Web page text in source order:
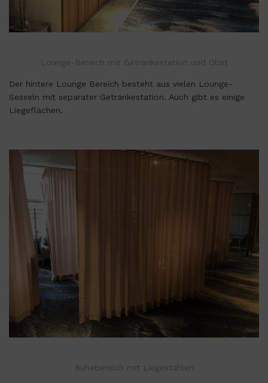
Lounge-Bereich mit Getränkestation und Obst
Der hintere Lounge Bereich besteht aus vielen Lounge-
Sesseln mit separater Getränkestation. Auch gibt es einige
Liegeflächen.
Ruhebereich mit Liegestühlen